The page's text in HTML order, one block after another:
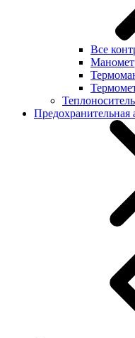
Все
Предохранительная